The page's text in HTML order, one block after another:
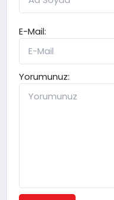
E-Mail:
Yorumunuz: